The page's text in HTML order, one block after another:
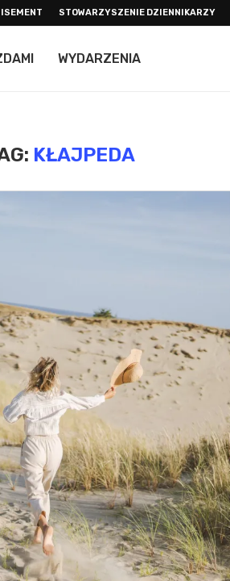
STOWARZYSZENIE DZIENNIKARZY
WYDARZENIA
KŁAJPEDA